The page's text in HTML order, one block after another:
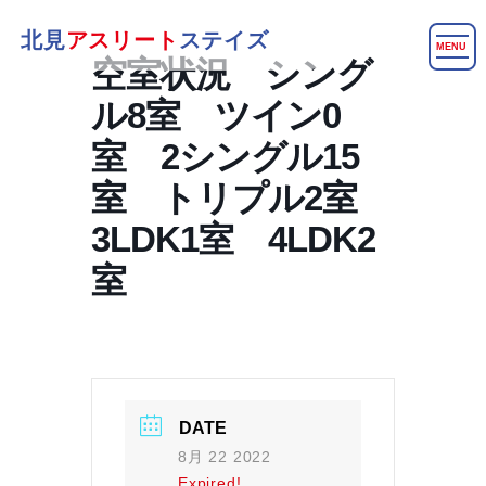
北見アスリート ステイズ MENU
空室状況 シング
ル8室 ツイン0
室 2シングル15
室 トリプル2室
3LDK1室 4LDK2
室
DATE
8月 22 2022